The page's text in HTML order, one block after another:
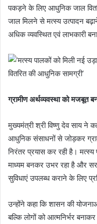
पकड़ने के लिए आधुनिक जाल
जाल मिलने से मत्स्य उत्पादन
अधिक व्यवस्थित एवं लाभकारी
ग्रामीण अर्थव्यवस्था को मजबूत
मुख्यमंत्री श्री विष्णु देव साय ने
आधुनिक संसाधनों से जोड़कर
निरंतर प्रयास कर रही है।
माध्यम बनकर उभर रहा है और
सुविधाएं उपलब्ध कराने के लिए
उन्होंने कहा कि शासन की
बल्कि लोगों को आत्मनिर्भर